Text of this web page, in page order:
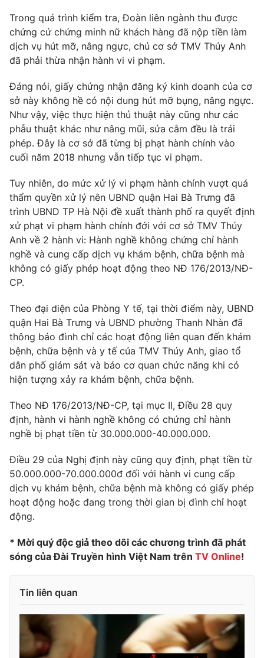
Sản phẩm
Thị trường
Giao lưu trực tuyến
Lịch phát sóng
Chuyên mục khác
Emagazine Podcast
Photo Infographic
Video Shorts video
VTV Money VTV Thể thao
VTV Sức khoẻ Bất động sản
Thị trường 24h
VTV4 Vươn mình bằng AI
VTV9 VTV8
Liên hệ tòa soạn English
Theo dõi báo trên
Cơ quan chủ quản:Đài Truyền hình Việt Nam
Cơ quan báo chí:Thời báo VTV
cấp ngày 29/12/2023
Phó Tổng Biên tập:Nguyễn Thị Mỹ Hạnh, Phạm Quốc Thắng,
Nguyễn Trọng Ninh
Tổng đài VTV: 024.38 355 931 - 024.38 355 932
Trong quá trình kiểm tra, Đoàn liên ngành thu được
chứng cứ chứng minh nữ khách hàng đã nộp tiền làm
dịch vụ hút mỡ, nâng ngực, chủ cơ sở TMV Thúy Anh
đã phải thừa nhận hành vi vi phạm.
Đáng nói, giấy chứng nhận đăng ký kinh doanh của cơ
sở này không hề có nội dung hút mỡ bụng, nâng ngực.
Như vậy, việc thực hiện thủ thuật này cũng như các
phẫu thuật khác như nâng mũi, sửa cằm đều là trái
phép. Đây là cơ sở đã từng bị phạt hành chính vào
cuối năm 2018 nhưng vẫn tiếp tục vi phạm.
Tuy nhiên, do mức xử lý vi phạm hành chính vượt quá
thẩm quyền xử lý nên UBND quận Hai Bà Trưng đã
trình UBND TP Hà Nội đề xuất thành phố ra quyết định
xử phạt vi phạm hành chính đới với cơ sở TMV Thúy
Anh về 2 hành vi: Hành nghề không chứng chỉ hành
nghề và cung cấp dịch vụ khám bệnh, chữa bệnh mà
không có giấy phép hoạt động theo NĐ 176/2013/NĐ-
CP.
Theo đại diện của Phòng Y tế, tại thời điểm này, UBND
quận Hai Bà Trưng và UBND phường Thanh Nhàn đã
thông báo đình chỉ các hoạt động liên quan đến khám
bệnh, chữa bệnh và y tế của TMV Thúy Anh, giao tổ
dân phố giám sát và báo cơ quan chức năng khi có
hiện tượng xảy ra khám bệnh, chữa bệnh.
Theo NĐ 176/2013/NĐ-CP, tại mục II, Điều 28 quy
định, hành vi hành nghề không có chứng chỉ hành
nghề bị phạt tiền từ 30.000.000-40.000.000.
Điều 29 của Nghị định này cũng quy định, phạt tiền từ
50.000.000-70.000.000đ đối với hành vi cung cấp
dịch vụ khám bệnh, chữa bệnh mà không có giấy phép
hoạt động hoặc đang trong thời gian bị đình chỉ hoạt
động.
* Mời quý độc giả theo dõi các chương trình đã phát
sóng của Đài Truyền hình Việt Nam trên TV Online!
Tin liên quan